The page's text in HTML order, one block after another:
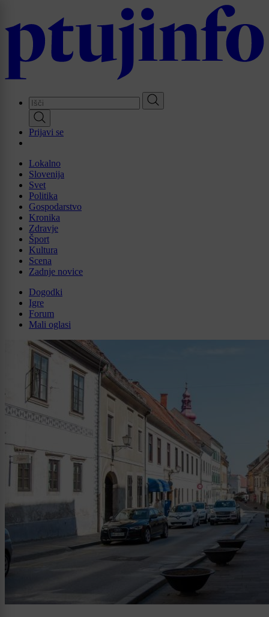
main
Prijavi se
Lokalno
Slovenija
Svet
Politika
Gospodarstvo
Kronika
Zdravje
Šport
Kultura
Scena
Zadnje novice
Dogodki
Igre
Forum
Mali oglasi